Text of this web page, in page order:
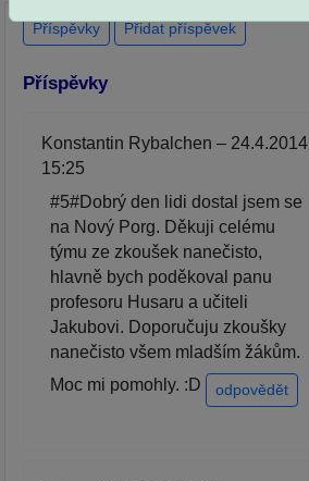
Příspěvky Přidat příspěvek
Příspěvky
Konstantin Rybalchen – 24.4.2014
15:25
#5#Dobrý den lidi dostal jsem se
na Nový Porg. Děkuji celému
týmu ze zkoušek nanečisto,
hlavně bych poděkoval panu
profesoru Husaru a učiteli
Jakubovi. Doporučuju zkoušky
nanečisto všem mladším žákům.
Moc mi pomohly. :D
odpovědět